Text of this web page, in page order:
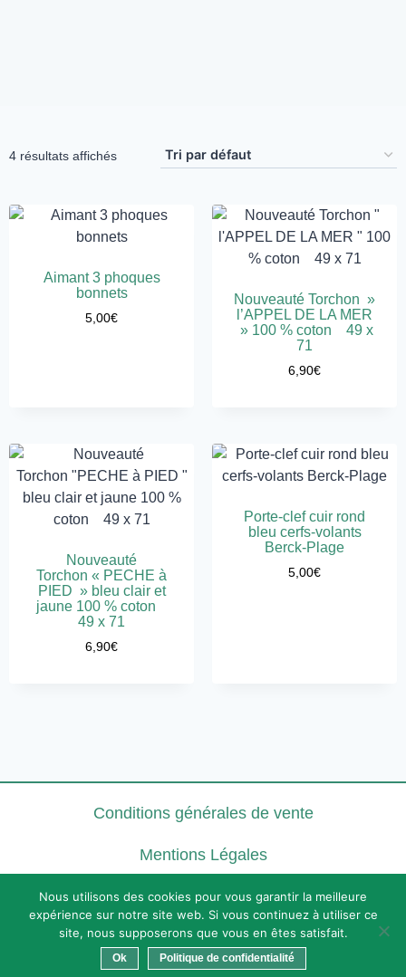
4 résultats affichés
Aimant 3 phoques
bonnets
5,00€
Nouveauté Torchon »
l’APPEL DE LA MER
» 100 % coton 49 x
71
6,90€
Nouveauté
Torchon « PECHE à
PIED » bleu clair et
jaune 100 % coton
49 x 71
6,90€
Porte-clef cuir rond
bleu cerfs-volants
Berck-Plage
5,00€
Conditions générales de vente
Mentions Légales
Politique de confidentialité
Contact
Nous utilisons des cookies pour vous garantir la meilleure
expérience sur notre site web. Si vous continuez à utiliser ce
site, nous supposerons que vous en êtes satisfait.
Ok Politique de confidentialité